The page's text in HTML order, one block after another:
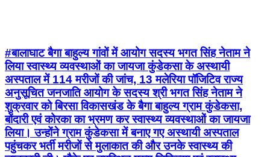
#बालाघाट बैगा बाहुल्य गांवों में आयोग सदस्य भगत सिंह नेताम ने
लिया स्वास्थ्य व्यवस्थाओं का जायजा कुंडेकसा के अस्थायी
अस्पताल में 114 मरीजों की जांच, 13 मलेरिया पॉजिटिव राज्य
अनुसूचित जनजाति आयोग के सदस्य श्री भगत सिंह नेताम ने
शुक्रवार को बिरसा विकासखंड के बैगा बाहुल्य ग्राम कुंडेकसा,
बोंदारी एवं कोरका का भ्रमण कर स्वास्थ्य व्यवस्थाओं का जायजा
लिया। उन्होंने ग्राम कुंडेकसा में बनाए गए अस्थायी अस्पताल
पहुंचकर भर्ती मरीजों से मुलाकात की और उनके स्वास्थ्य की